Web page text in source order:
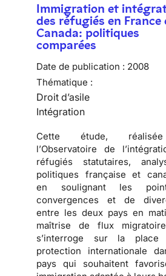
Immigration et
des réfugiés en France
Canada: politiques
comparées
Date de publication : 2008
Thématique :
Droit d’asile
Intégration
Cette étude,
l’Observatoire de
réfugiés statutaires,
politiques française et
en soulignant les
convergences et de
entre les deux pays en
maîtrise deflux
s’interroge sur la
protection internationale
pays qui souhaitent